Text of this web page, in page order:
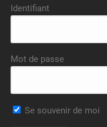
Identifiant
Mot de passe
Se souvenir de moi